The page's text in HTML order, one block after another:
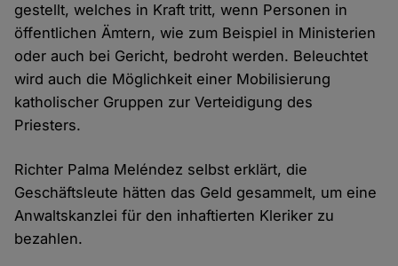
gestellt, welches in Kraft tritt, wenn Personen in
öffentlichen Ämtern, wie zum Beispiel in Ministerien
oder auch bei Gericht, bedroht werden. Beleuchtet
wird auch die Möglichkeit einer Mobilisierung
katholischer Gruppen zur Verteidigung des
Priesters.
Richter Palma Meléndez selbst erklärt, die
Geschäftsleute hätten das Geld gesammelt, um eine
Anwaltskanzlei für den inhaftierten Kleriker zu
bezahlen.